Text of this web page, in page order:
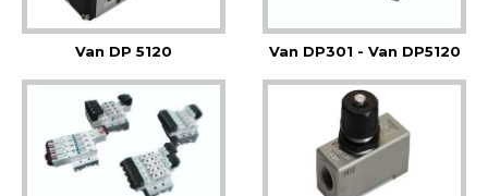
Van DP 5120 Van DP301 - Van DP5120